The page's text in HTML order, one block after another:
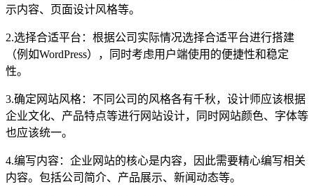
示内容、页面设计风格等。
2.选择合适平台：根据公司实际情况选择合适平台进行搭建
（例如WordPress），同时考虑用户端使用的便捷性和稳定
性。
3.确定网站风格：不同公司的风格各有千秋，设计师应该根据
企业文化、产品特点等进行网站设计，同时网站颜色、字体等
也应该统一。
4.编写内容：企业网站的核心是内容，因此需要精心编写相关
内容。包括公司简介、产品展示、新闻动态等。